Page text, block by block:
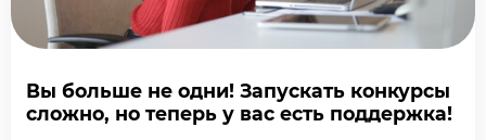
Вы больше не одни! Запускать конкурсы
сложно, но теперь у вас есть поддержка!